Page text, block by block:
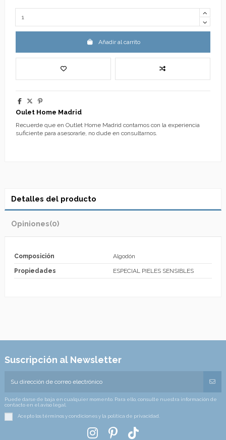
Añadir al carrito
Oulet Home Madrid
Recuerde que en Outlet Home Madrid contamos con la experiencia
suficiente para asesorarle, no dude en consultarnos.
Detalles del producto
Opiniones(0)
Composición Algodón
Propiedades ESPECIAL PIELES SENSIBLES
Suscripción al Newsletter
Puede darse de baja en cualquier momento. Para ello, consulte nuestra información de
contacto en el aviso legal.
Acepto los términos y condiciones y la política de privacidad.